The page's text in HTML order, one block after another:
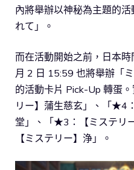
內將舉辦以神秘為主題的
れて」。
而在活動開始之前，日本
月 2 日 15:59 也將舉辦「
的活動卡片 Pick-Up 轉蛋
リー】蒲生慈玄」、「★4
堂」、「★3：【ミステリ
【ミステリー】浄」。